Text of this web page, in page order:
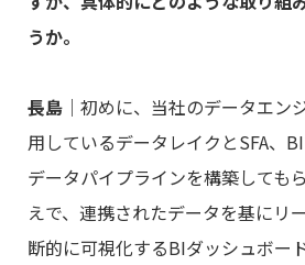
うか。
長島 ｜初めに、当社のデータエン
用しているデータレイクとSFA、
データパイプラインを構築しても
えで、連携されたデータを基にリ
断的に可視化するBIダッシュボー